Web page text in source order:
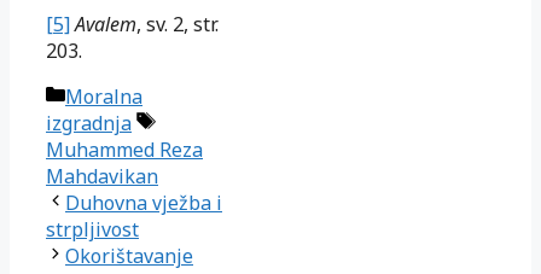
[5]Avalem, sv. 2, str.
203.
Kategorije
Moralna
izgradnja
Oznake
Muhammed Reza
Mahdavikan
Duhovna vježba i
strpljivost
Okorištavanje